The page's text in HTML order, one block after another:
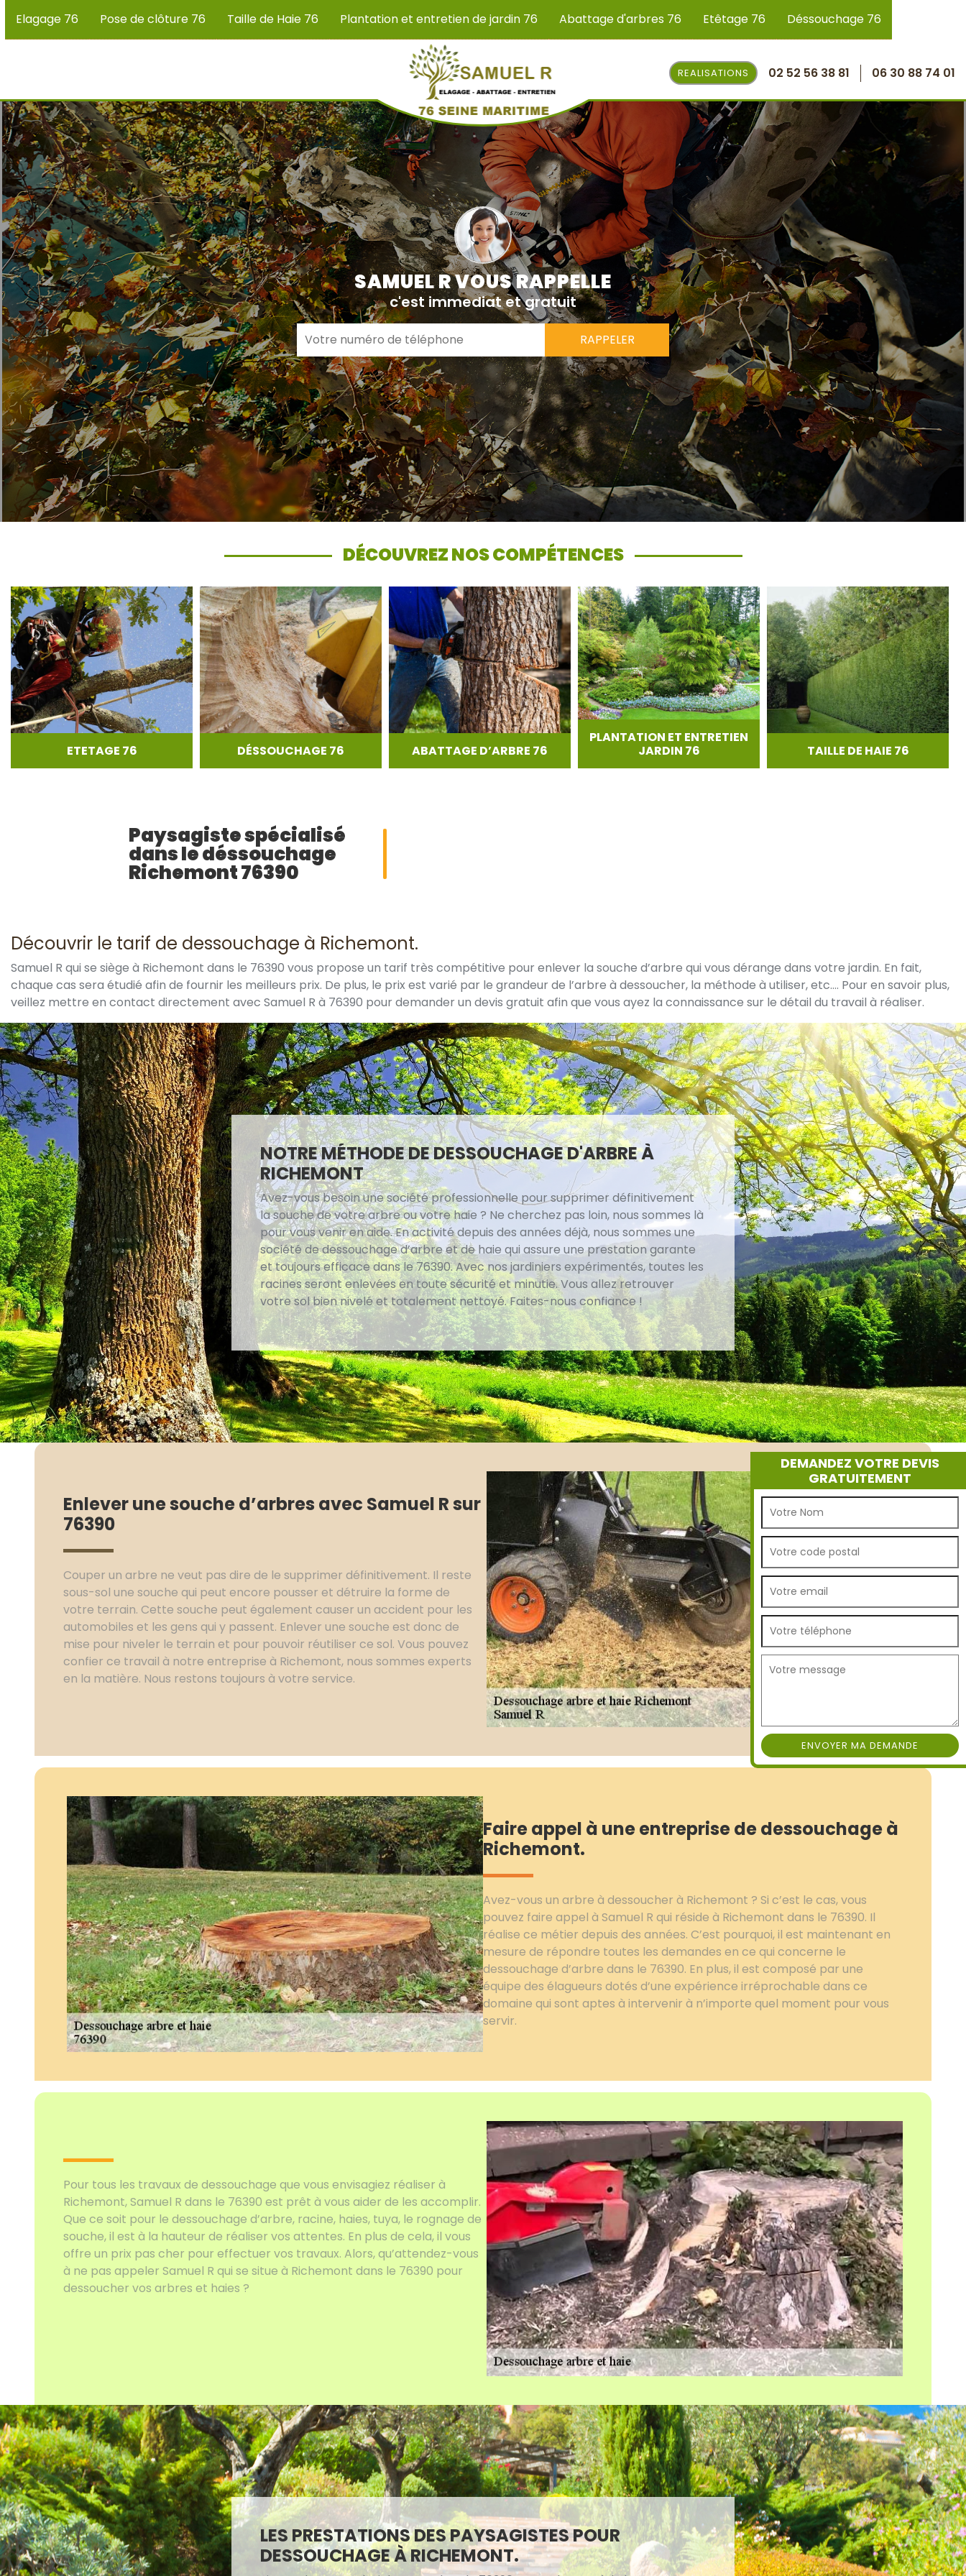
Elagage 76 Pose de clôture 76 Taille de Haie 76 Plantation et entretien de jardin 76 Abattage d'arbres 76 Etêtage 76 Déssouchage 76
REALISATIONS 02 52 56 38 81 06 30 88 74 01
SAMUEL R VOUS RAPPELLE
c'est immediat et gratuit
DÉCOUVREZ NOS COMPÉTENCES
ETETAGE 76 DÉSSOUCHAGE 76 ABATTAGE D’ARBRE 76
PLANTATION ET ENTRETIEN
JARDIN 76
TAILLE DE HAIE 76
DEMANDEZ VOTRE DEVIS
GRATUITEMENT
Paysagiste spécialisé
dans le déssouchage
Richemont 76390
Découvrir le tarif de dessouchage à Richemont.
Samuel R qui se siège à Richemont dans le 76390 vous propose un tarif très compétitive pour enlever la souche d’arbre qui vous dérange dans votre jardin. En fait,
chaque cas sera étudié afin de fournir les meilleurs prix. De plus, le prix est varié par le grandeur de l’arbre à dessoucher, la méthode à utiliser, etc…. Pour en savoir plus,
veillez mettre en contact directement avec Samuel R à 76390 pour demander un devis gratuit afin que vous ayez la connaissance sur le détail du travail à réaliser.
NOTRE MÉTHODE DE DESSOUCHAGE D'ARBRE À
RICHEMONT
Avez-vous besoin une société professionnelle pour supprimer définitivement
la souche de votre arbre ou votre haie ? Ne cherchez pas loin, nous sommes là
pour vous venir en aide. En activité depuis des années déjà, nous sommes une
société de dessouchage d’arbre et de haie qui assure une prestation garante
et toujours efficace dans le 76390. Avec nos jardiniers expérimentés, toutes les
racines seront enlevées en toute sécurité et minutie. Vous allez retrouver
votre sol bien nivelé et totalement nettoyé. Faites-nous confiance !
Enlever une souche d’arbres avec Samuel R sur
76390
Couper un arbre ne veut pas dire de le supprimer définitivement. Il reste
sous-sol une souche qui peut encore pousser et détruire la forme de
votre terrain. Cette souche peut également causer un accident pour les
automobiles et les gens qui y passent. Enlever une souche est donc de
mise pour niveler le terrain et pour pouvoir réutiliser ce sol. Vous pouvez
confier ce travail à notre entreprise à Richemont, nous sommes experts
en la matière. Nous restons toujours à votre service.
Faire appel à une entreprise de dessouchage à
Richemont.
Avez-vous un arbre à dessoucher à Richemont ? Si c’est le cas, vous
pouvez faire appel à Samuel R qui réside à Richemont dans le 76390. Il
réalise ce métier depuis des années. C’est pourquoi, il est maintenant en
mesure de répondre toutes les demandes en ce qui concerne le
dessouchage d’arbre dans le 76390. En plus, il est composé par une
équipe des élagueurs dotés d’une expérience irréprochable dans ce
domaine qui sont aptes à intervenir à n’importe quel moment pour vous
servir.
Pour tous les travaux de dessouchage que vous envisagiez réaliser à
Richemont, Samuel R dans le 76390 est prêt à vous aider de les accomplir.
Que ce soit pour le dessouchage d’arbre, racine, haies, tuya, le rognage de
souche, il est à la hauteur de réaliser vos attentes. En plus de cela, il vous
offre un prix pas cher pour effectuer vos travaux. Alors, qu’attendez-vous
à ne pas appeler Samuel R qui se situe à Richemont dans le 76390 pour
dessoucher vos arbres et haies ?
LES PRESTATIONS DES PAYSAGISTES POUR
DESSOUCHAGE À RICHEMONT.